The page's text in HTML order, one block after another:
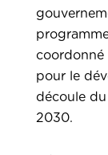
coordonné
pour le
découle
2030.